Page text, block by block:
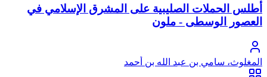
أطلس الحملات الصليبية على المشرق الإسلامي في
العصور الوسطى - ملون
المغلوث، سامي بن عبد الله بن أحمد